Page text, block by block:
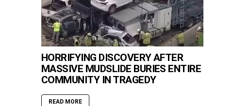
HORRIFYING DISCOVERY AFTER
MASSIVE MUDSLIDE BURIES ENTIRE
COMMUNITY IN TRAGEDY
READ MORE